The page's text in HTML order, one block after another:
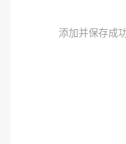
添加并保存成